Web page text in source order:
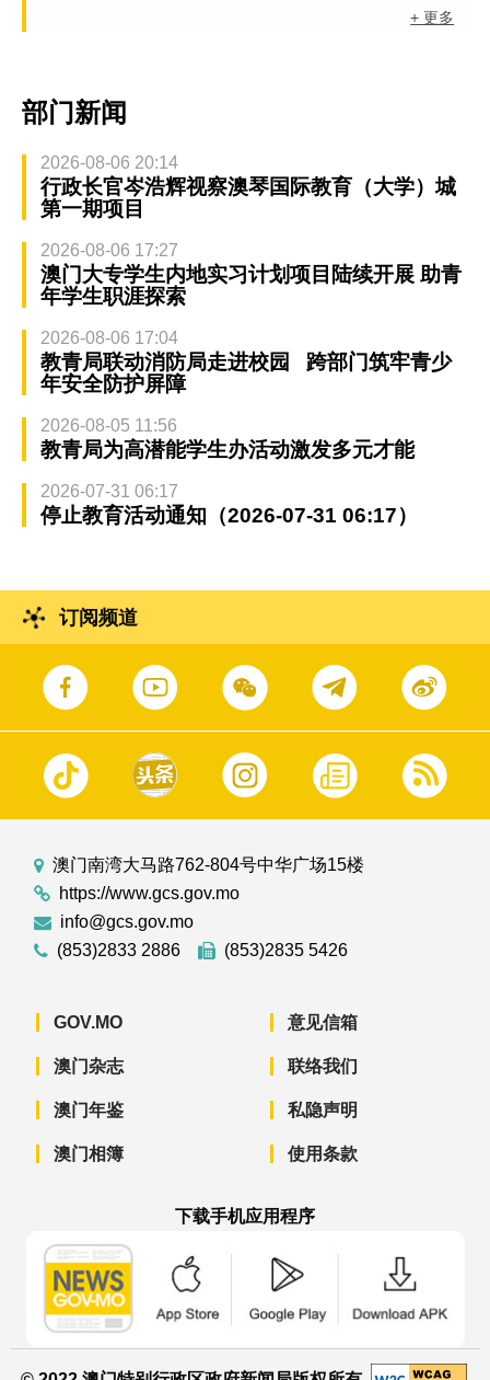
+ 更多
部门新闻
2026-08-06 20:14
行政长官岑浩辉视察澳琴国际教育（大学）城
第一期项目
2026-08-06 17:27
澳门大专学生内地实习计划项目陆续开展 助青
年学生职涯探索
2026-08-06 17:04
教青局联动消防局走进校园 跨部门筑牢青少
年安全防护屏障
2026-08-05 11:56
教青局为高潜能学生办活动激发多元才能
2026-07-31 06:17
停止教育活动通知（2026-07-31 06:17）
订阅频道
澳门南湾大马路762-804号中华广场15楼
https://www.gcs.gov.mo
info@gcs.gov.mo
(853)2833 2886
(853)2835 5426
GOV.MO
澳门杂志
澳门年鉴
澳门相簿
意见信箱
联络我们
私隐声明
使用条款
下载手机应用程序